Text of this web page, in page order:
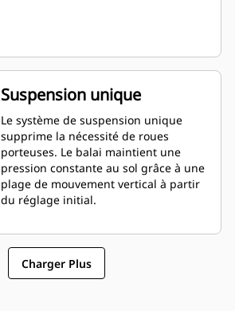
Suspension unique
Le système de suspension unique
supprime la nécessité de roues
porteuses. Le balai maintient une
pression constante au sol grâce à une
plage de mouvement vertical à partir
du réglage initial.
Charger Plus